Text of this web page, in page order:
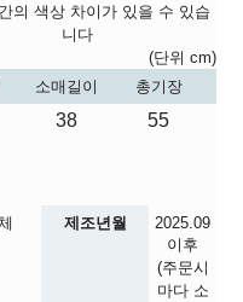
의 색상 차이가 있을 수 있습
니다
(단위 cm)
소매길이
총기장
38 55
제조년월
2025.09
이후
(주문시
마다 소